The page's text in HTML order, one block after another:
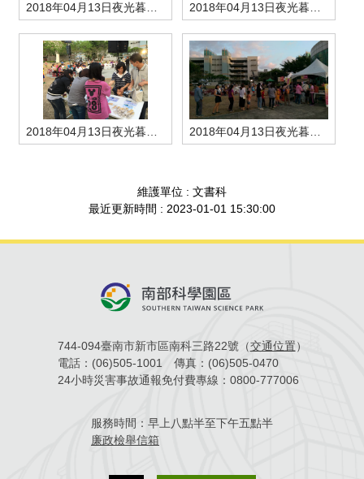
南科實中
人文景觀地圖
永續LOHAS綠色園區
生態資產
「沙崙生態科學園區生態保育協作平台」公開資訊
網站
建築管理
營建管理
電子公文交換
場地借用
2018年04月13日夜光暮春-應用宣導-3 2018年04月13日夜光暮春-應用宣導-4
維護單位 : 文書科
最近更新時間 : 2023-01-01 15:30:00
744-094臺南市新市區南科三路22號（交通位置）
電話： (06)505-1001 傳真： (06)505-0470
24小時災害事故通報免付費專線： 0800-777006
服務時間： 早上八點半至下午五點半
廉政檢舉信箱